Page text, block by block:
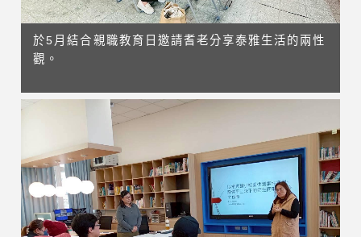
於5月結合親職教育日邀請耆老分享泰雅生活的兩性
觀。